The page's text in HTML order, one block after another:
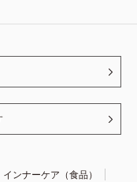
インナーケア（食品）